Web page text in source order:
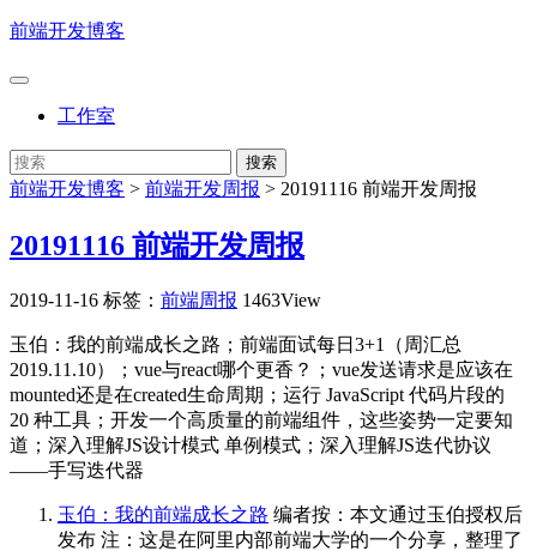
前端开发博客
工作室
前端开发博客 > 前端开发周报 > 20191116 前端开发周报
20191116 前端开发周报
2019-11-16 标签： 前端周报 1463View
玉伯：我的前端成长之路；前端面试每日3+1（周汇总
2019.11.10）；vue与react哪个更香？；vue发送请求是应该在
mounted还是在created生命周期；运行 JavaScript 代码片段的
20 种工具；开发一个高质量的前端组件，这些姿势一定要知
道；深入理解JS设计模式 单例模式；深入理解JS迭代协议
——手写迭代器
玉伯：我的前端成长之路 编者按：本文通过玉伯授权后
发布 注：这是在阿里内部前端大学的一个分享，整理了